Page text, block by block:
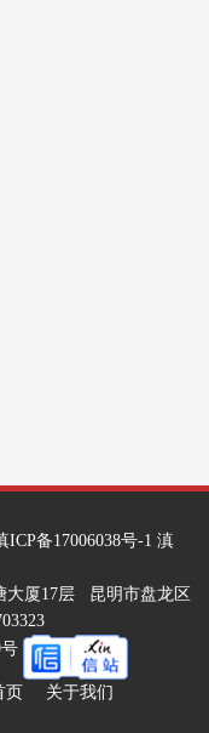
ICP备17006038号-1 滇
大厦17层 昆明市盘龙区
页
关于我们